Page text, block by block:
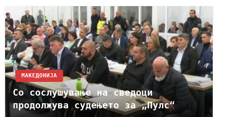
МАКЕДОНИЈА
Со сослушување на сведоци
продолжува судењето за „Пулс“